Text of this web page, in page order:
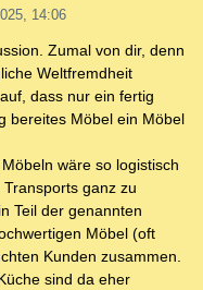
14:06
Zumal von dir, denn
Weltfremdheit
dass nur ein fertig
bereites Möbel ein Möbel
wäre so logistisch
ganz zu
Teil der genannten
Möbel (oft
Kunden zusammen.
sind da eher